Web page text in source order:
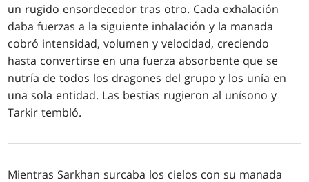
un rugido ensordecedor tras otro. Cada exhalación
daba fuerzas a la siguiente inhalación y la manada
cobró intensidad, volumen y velocidad, creciendo
hasta convertirse en una fuerza absorbente que se
nutría de todos los dragones del grupo y los unía en
una sola entidad. Las bestias rugieron al unísono y
Tarkir tembló.
Mientras Sarkhan surcaba los cielos con su manada